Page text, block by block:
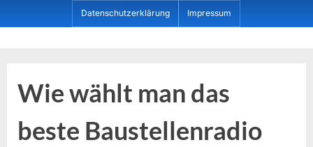
to
Datenschutzerklärung Impressum
Wie wählt man das
beste Baustellenradio